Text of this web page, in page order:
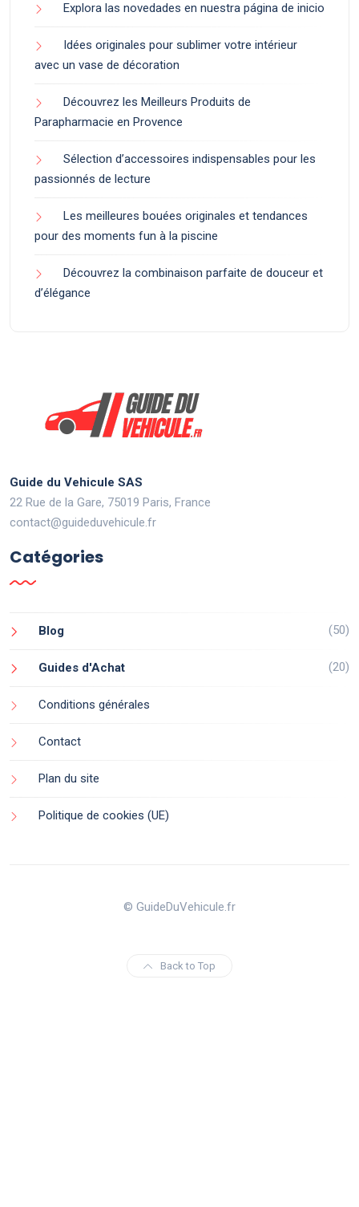
Explora las novedades en nuestra página de inicio
Idées originales pour sublimer votre intérieur
avec un vase de décoration
Découvrez les Meilleurs Produits de
Parapharmacie en Provence
Sélection d’accessoires indispensables pour les
passionnés de lecture
Les meilleures bouées originales et tendances
pour des moments fun à la piscine
Découvrez la combinaison parfaite de douceur et
d’élégance
Guide du Vehicule SAS
22 Rue de la Gare, 75019 Paris, France
contact@guideduvehicule.fr
Catégories
Blog (50)
Guides d'Achat (20)
Conditions générales
Contact
Plan du site
Politique de cookies (UE)
© GuideDuVehicule.fr
Back to Top